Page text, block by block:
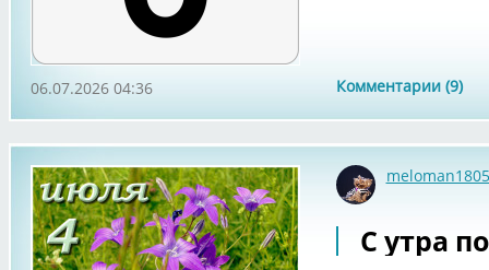
Комментарии (9)
06.07.2026 04:36
meloman1805
С утра